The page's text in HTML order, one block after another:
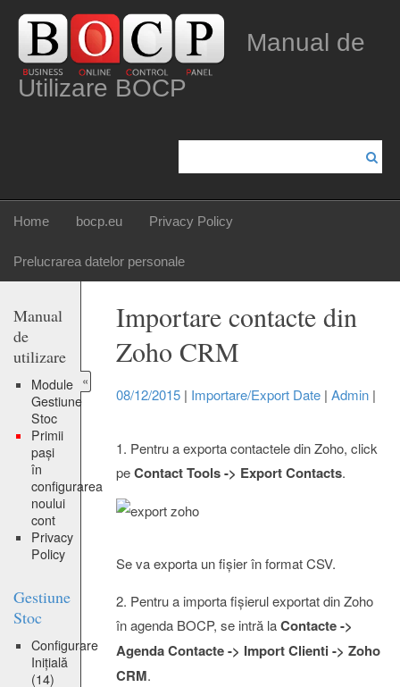
Manual de
Utilizare BOCP
Home bocp.eu Privacy Policy
Prelucrarea datelor personale
Manual
de
utilizare
Module
Gestiune
Stoc
Primii
pași
în
configurarea
noului
cont
Privacy
Policy
Gestiune
Stoc
Configurare
Inițială
(14)
«
Importare contacte din
Zoho CRM
08/12/2015| Importare/Export Date| Admin|
1. Pentru a exporta contactele din Zoho, click
peContact Tools -> Export Contacts.
Se va exporta un fișier în format CSV.
2. Pentru a importa fișierul exportat din Zoho
în agenda BOCP, se intră laContacte ->
Agenda Contacte -> Import Clienti -> Zoho
CRM.